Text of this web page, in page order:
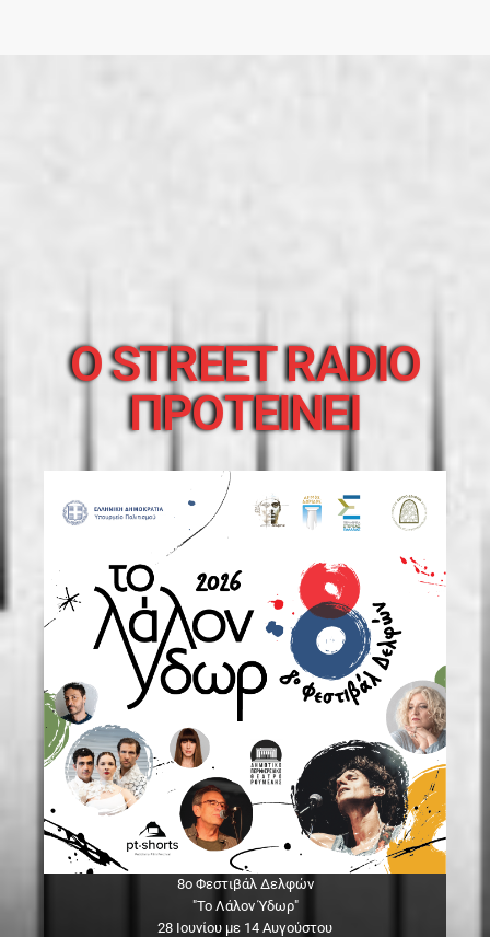
O STREET RADIO
ΠΡΟΤΕΙΝΕΙ
8ο Φεστιβάλ Δελφών
"Το Λάλον Ύδωρ"
28 Ιουνίου με 14 Αυγούστου